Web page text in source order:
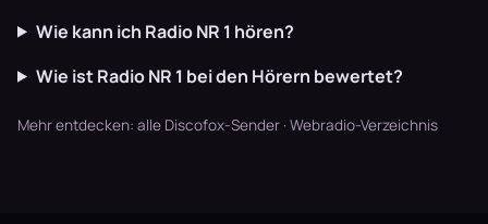
Wie kann ich Radio NR 1 hören?
Wie ist Radio NR 1 bei den Hörern bewertet?
Mehr entdecken: alle Discofox-Sender · Webradio-Verzeichnis